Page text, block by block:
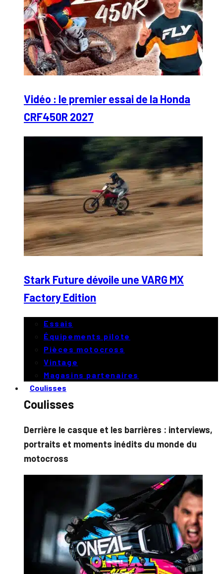
Vidéo : le premier essai de la Honda
CRF450R 2027
Stark Future dévoile une VARG MX
Factory Edition
Essais
Équipements pilote
Pièces motocross
Vintage
Magasins partenaires
Coulisses
Coulisses
Derrière le casque et les barrières : interviews,
portraits et moments inédits du monde du
motocross